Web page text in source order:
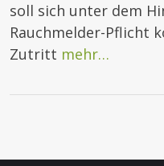
soll sich unter dem
Rauchmelder-Pflicht
Zutritt mehr…